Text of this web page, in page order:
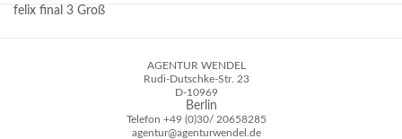
felix final 3 Groß
AGENTUR WENDEL
Rudi-Dutschke-Str. 23
D-10969
Berlin
Telefon +49 (0)30/ 20658285
agentur@agenturwendel.de